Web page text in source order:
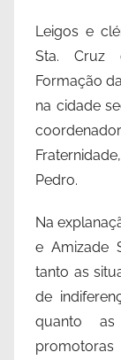
Leigos e
Sta. Cruz
Formação
na cidade
Pedro.
Na
e Amizade
tanto as
de
quanto